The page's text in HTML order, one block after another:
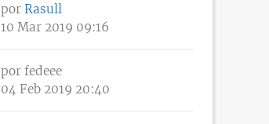
por Rasull
10 Mar 2019 09:16
por fedeee
04 Feb 2019 20:40